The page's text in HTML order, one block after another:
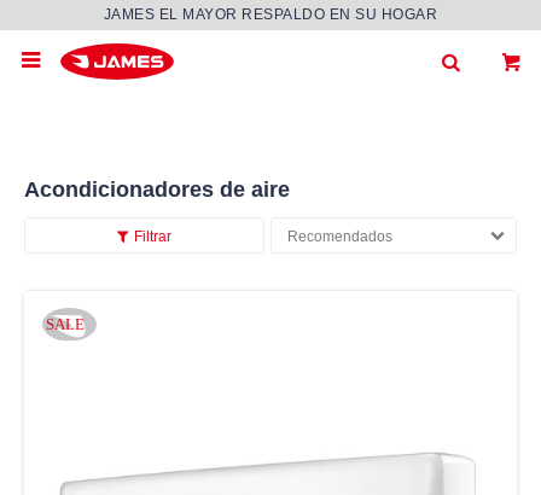
JAMES EL MAYOR RESPALDO EN SU HOGAR

Acondicionadores de aire
Recomendados